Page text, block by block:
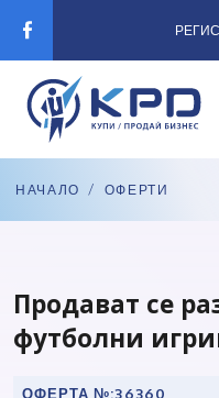
НАЧАЛО / ОФЕРТИ
Продават се
футболни
ОФЕРТА №:36360